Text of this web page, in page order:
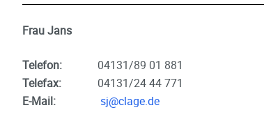
Frau Jans
Telefon:
04131/89 01 881
Telefax:
04131/24 44 771
E-Mail:
sj@clage.de